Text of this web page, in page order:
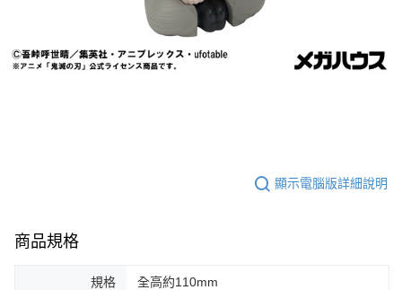
顯示電腦版詳細說明
商品規格
規格 全高約110mm